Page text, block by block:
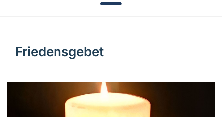
Friedensgebet